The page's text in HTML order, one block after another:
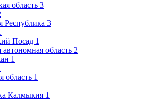
область 3
Республика 3
Посад 1
автономная область 2
1
область 1
Калмыкия 1